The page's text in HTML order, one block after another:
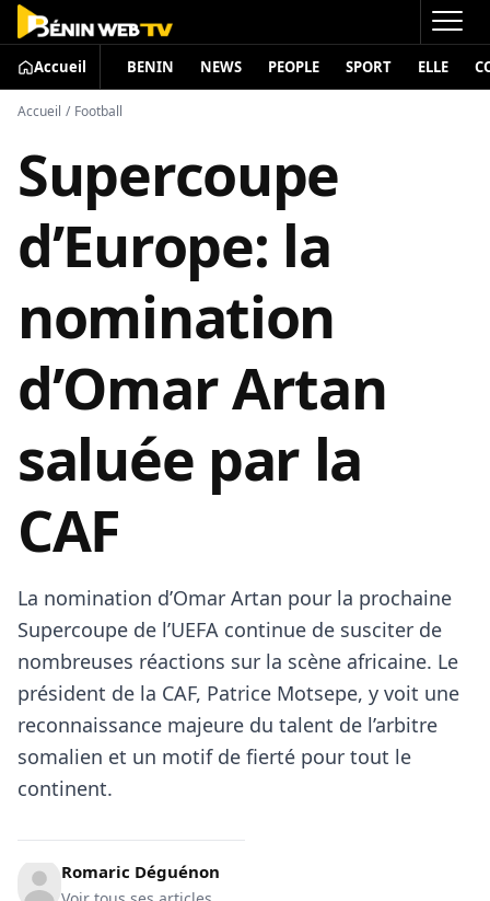
Accueil BENIN NEWS PEOPLE SPORT ELLE
Accueil / Football
Supercoupe
d’Europe: la
nomination
d’Omar Artan
saluée par la
CAF
La nomination d’Omar Artan pour la prochaine
Supercoupe de l’UEFA continue de susciter de
nombreuses réactions sur la scène africaine. Le
président de la CAF, Patrice Motsepe, y voit une
reconnaissance majeure du talent de l’arbitre
somalien et un motif de fierté pour tout le
continent.
Romaric Déguénon